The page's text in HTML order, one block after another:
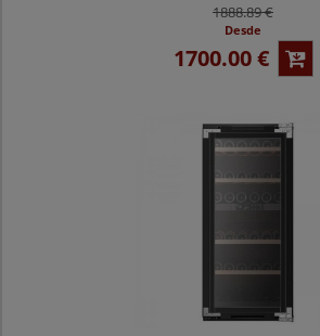
CV042KT-2TP
1888.89 €
Desde
1700.00 €